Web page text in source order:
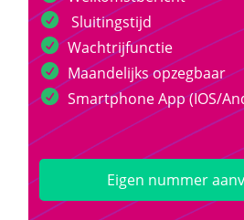
Sluitingstijd
Wachtrijfunctie
Maandelijks opzegbaar
Smartphone App (IOS/
Eigen nummer